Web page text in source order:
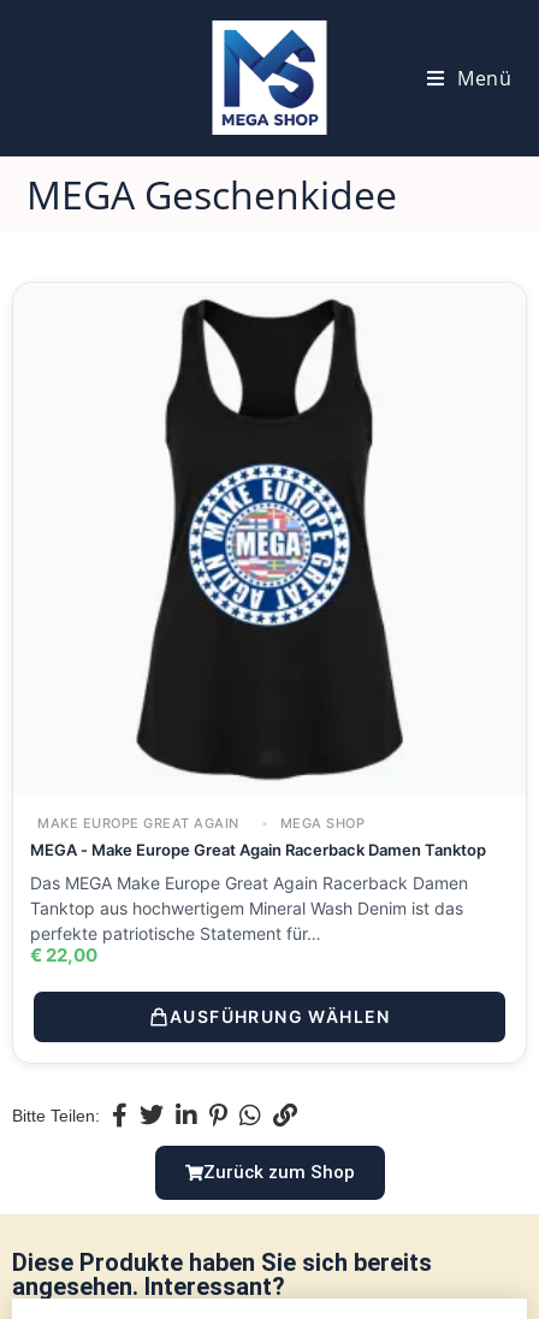
Menü
MEGA Geschenkidee
MAKE EUROPE GREAT AGAIN MEGA SHOP
MEGA - Make Europe Great Again Racerback Damen Tanktop
Das MEGA Make Europe Great Again Racerback Damen
Tanktop aus hochwertigem Mineral Wash Denim ist das
perfekte patriotische Statement für…
€ 22,00
AUSFÜHRUNG WÄHLEN
Bitte Teilen:
Zurück zum Shop
Diese Produkte haben Sie sich bereits
angesehen. Interessant?